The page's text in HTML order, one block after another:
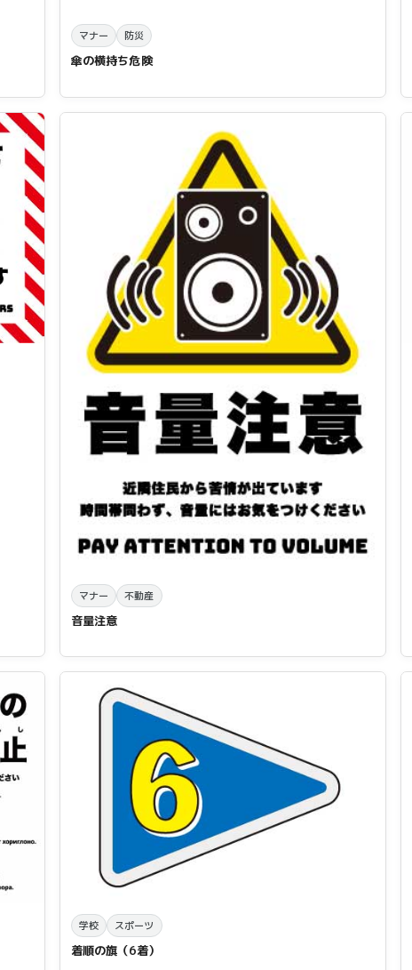
マナー 防災
傘の横持ち危険
マナー 不動産
音量注意
学校 スポーツ
着順の旗（6着）